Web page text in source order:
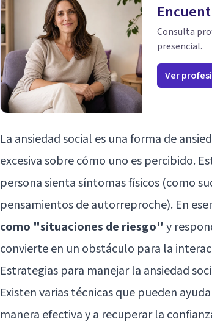
Consulta
presencial.
Ver
La ansiedad social es una forma de
excesiva sobre cómo uno es percibido.
persona sienta síntomas físicos (como
pensamientos de autorreproche). En
como "situaciones de riesgo" y
convierte en un obstáculo para la
Estrategias para manejar la ansiedad
Existen varias técnicas que pueden
manera efectiva y a recuperar la